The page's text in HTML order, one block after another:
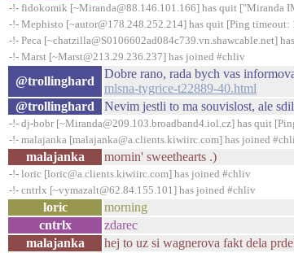
-!- fidokomik [~Miranda@88.146.101.166] has quit ["Miranda
-!- Mephisto [~autor@178.248.252.214] has quit [Ping timeout:
-!- Peca [~chatzilla@S0106602ad084c739.vn.shawcable.net]
-!- Marst [~Marst@213.29.236.237] has joined #chliv
@trollinghard
Dobre rano, rada bych vas
mlsna-tygrice-t22889-40.html
@trollinghard
Nevim jestli to ma souvislost, ale
-!- dj-bobr [~Miranda@209.103.broadband4.iol.cz] has quit
-!- malajanka [malajanka@a.clients.kiwiirc.com] has joined
malajanka mornin' sweethearts .)
-!- loric [loric@a.clients.kiwiirc.com] has joined #chliv
-!- cntrlx [~vymazalt@62.84.155.101] has joined #chliv
loric morning
cntrlx
zdarec
malajanka
hej to uz si wagnerova fakt dela